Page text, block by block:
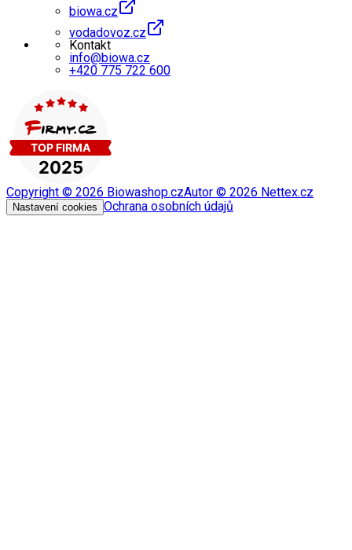
biowa.cz
vodadovoz.cz
Kontakt
info@biowa.cz
+420 775 722 600
Copyright © 2026 Biowashop.czAutor © 2026 Nettex.cz
Nastavení cookies Ochrana osobních údajů